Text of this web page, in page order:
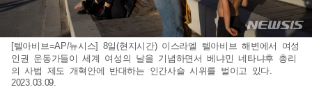
[텔아비브=AP/뉴시스] 8일(현지시간) 이스라엘 텔아비브 해변에서 여성
인권 운동가들이 세계 여성의 날을 기념하면서 베냐민 네타냐후 총리
의 사법 제도 개혁안에 반대하는 인간사슬 시위를 벌이고 있다.
2023.03.09.